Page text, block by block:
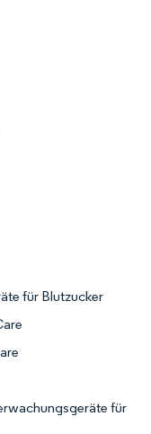
für Blutzucker
für